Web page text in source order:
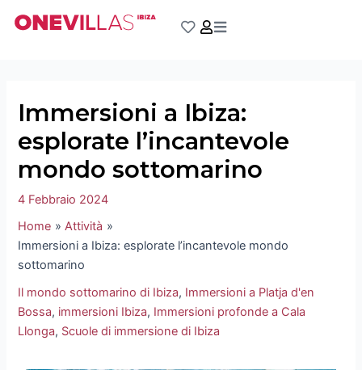
Immersioni a Ibiza:
esplorate l’incantevole
mondo sottomarino
4 Febbraio 2024
Home
Attività
Immersioni a Ibiza: esplorate l’incantevole mondo
sottomarino
Il mondo sottomarino di Ibiza, Immersioni a Platja d'en
Bossa, immersioni Ibiza, Immersioni profonde a Cala
Llonga, Scuole di immersione di Ibiza
articoli